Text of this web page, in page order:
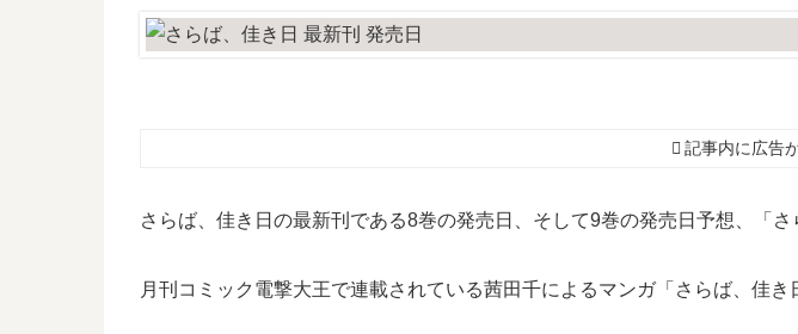
記事内に広告
さらば、佳き日の最新刊である8巻の発売日、そして9巻の発売日予想、「
月刊コミック電撃大王で連載されている茜田千によるマンガ「さらば、佳き